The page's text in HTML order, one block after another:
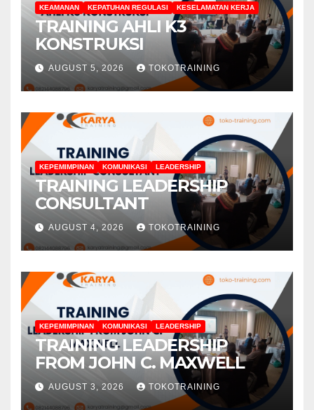
KEAMANAN KEPATUHAN REGULASI KESELAMATAN KERJA
TRAINING AHLI K3
KONSTRUKSI
AUGUST 5, 2026 TOKOTRAINING
KEPEMIMPINAN KOMUNIKASI LEADERSHIP
TRAINING LEADERSHIP
CONSULTANT
AUGUST 4, 2026 TOKOTRAINING
KEPEMIMPINAN KOMUNIKASI LEADERSHIP
TRAINING LEADERSHIP
FROM JOHN C. MAXWELL
AUGUST 3, 2026 TOKOTRAINING